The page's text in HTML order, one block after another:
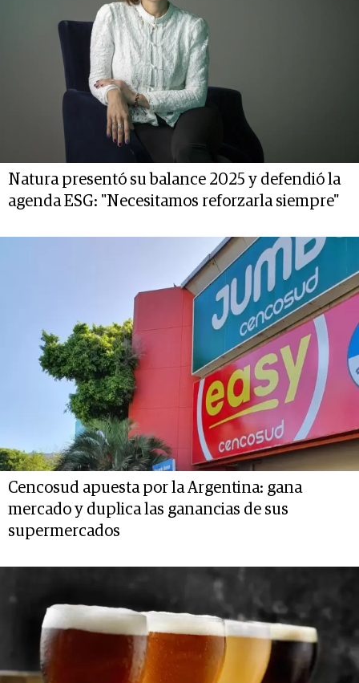
Natura presentó su balance 2025 y defendió la
agenda ESG: "Necesitamos reforzarla siempre"
Cencosud apuesta por la Argentina: gana
mercado y duplica las ganancias de sus
supermercados